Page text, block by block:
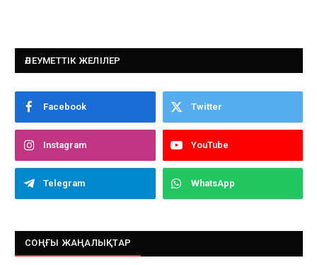
ӘЛЕУМЕТТІК ЖЕЛІЛЕР
Facebook Twitter
Instagram YouTube
Telegram WhatsApp
СОҢҒЫ ЖАҢАЛЫҚТАР